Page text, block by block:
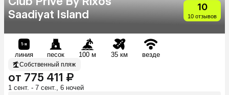
Saadiyat Island
10
10 отзывов
линия песок 100 м 35 км везде
Собственный пляж
от 775 411 ₽
1 сент. - 7 сент., 6 ночей